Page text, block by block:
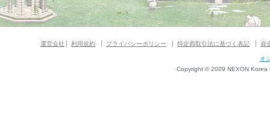
運営会社 利用規約 プライバシーポリシー 特定商取引法に基づく表記 資
オ
Copyright © 2009 NEXON Korea